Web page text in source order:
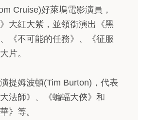
Cruise)好萊塢電影演員，
大紅大紫，並領銜演出《黑
《不可能的任務》、《征服
片。
提姆波頓(Tim Burton)，代表
法師》、《蝙蝠大俠》和
》等。